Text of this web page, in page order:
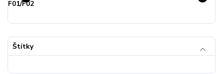
Štítky